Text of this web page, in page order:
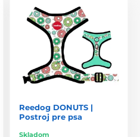
Reedog DONUTS |
Postroj pre psa
Skladom